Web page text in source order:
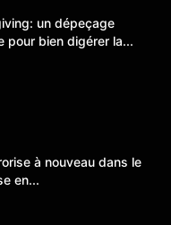
un dépeçage
pour bien digérer la...
à nouveau dans le
en...